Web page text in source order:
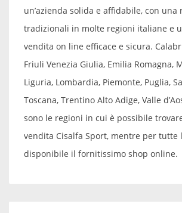
un’azienda solida e affidabile, con una
tradizionali in molte regioni italiane e
vendita on line efficace e sicura.
Friuli Venezia Giulia, Emilia Romagna,
Liguria, Lombardia, Piemonte, Puglia,
Toscana, Trentino Alto Adige, Valle
sono le regioni in cui è possibile
vendita Cisalfa Sport, mentre per tutte
disponibile il fornitissimo shop online.